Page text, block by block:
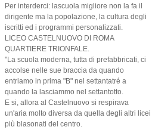
Per interderci: lascuola migliore non la fa il
dirigente ma la popolazione, la cultura degli
iscritti ed i programmi personalizzati.
LICEO CASTELNUOVO DI ROMA
QUARTIERE TRIONFALE.
"La scuola moderna, tutta di prefabbricati, ci
accolse nelle sue braccia da quando
entriamo in prima "B" nel settantatré a
quando la lasciammo nel settantotto.
E si, allora al Castelnuovo si respirava
un'aria molto diversa da quella degli altri licei
più blasonati del centro.